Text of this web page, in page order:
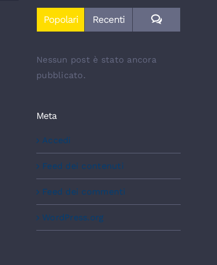
Popolari Recenti Commenti
Nessun post è stato ancora
pubblicato.
Meta
Accedi
Feed dei contenuti
Feed dei commenti
WordPress.org